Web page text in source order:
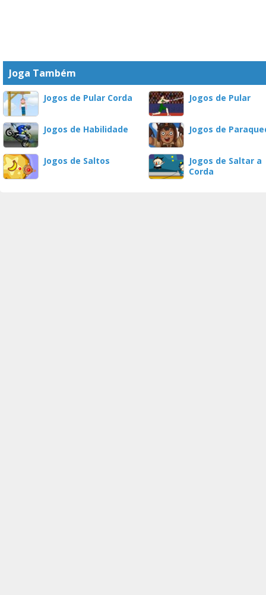
Joga Também
Jogos de Pular Corda Jogos de Pular
Jogos de Habilidade Jogos de
Jogos de Saltos
Jogos de Saltar a
Corda